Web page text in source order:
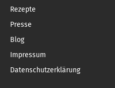
Rezepte
Presse
Blog
Impressum
Datenschutzerklärung